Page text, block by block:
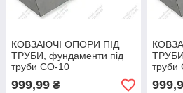
КОВЗАЮЧІ ОПОРИ ПІД
ТРУБИ, фундаменти під
труби СО-10
999,99 ₴
труби